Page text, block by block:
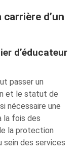
d’un
d’éducateur
passer un
et le statut de
nécessaire une
la fois des
la protection
sein des services